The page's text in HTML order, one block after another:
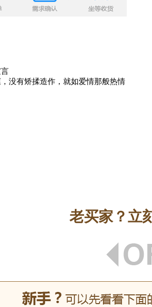
没有矫揉造作，就如爱情那般热情
老买家？立